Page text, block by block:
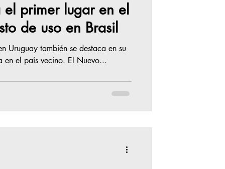
primer lugar en el
de uso en Brasil
Uruguay también se destaca en su
en el país vecino. El Nuevo...